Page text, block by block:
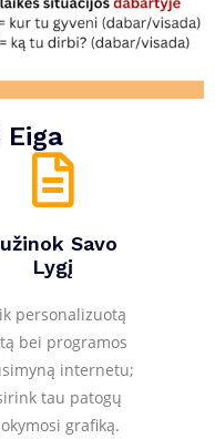
Eiga
Savo
Lygį
personalizuotą
bei programos
internetu;
tau patogų
grafiką.